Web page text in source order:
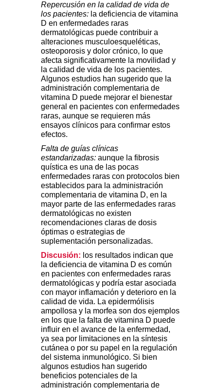
Repercusión en la calidad de vida de
los pacientes: la deficiencia de vitamina
D en enfermedades raras
dermatológicas puede contribuir a
alteraciones musculoesqueléticas,
osteoporosis y dolor crónico, lo que
afecta significativamente la movilidad y
la calidad de vida de los pacientes.
Algunos estudios han sugerido que la
administración complementaria de
vitamina D puede mejorar el bienestar
general en pacientes con enfermedades
raras, aunque se requieren más
ensayos clínicos para confirmar estos
efectos.
Falta de guías clínicas
estandarizadas: aunque la fibrosis
quística es una de las pocas
enfermedades raras con protocolos bien
establecidos para la administración
complementaria de vitamina D, en la
mayor parte de las enfermedades raras
dermatológicas no existen
recomendaciones claras de dosis
óptimas o estrategias de
suplementación personalizadas.
Discusión: los resultados indican que
la deficiencia de vitamina D es común
en pacientes con enfermedades raras
dermatológicas y podría estar asociada
con mayor inflamación y deterioro en la
calidad de vida. La epidermólisis
ampollosa y la morfea son dos ejemplos
en los que la falta de vitamina D puede
influir en el avance de la enfermedad,
ya sea por limitaciones en la síntesis
cutánea o por su papel en la regulación
del sistema inmunológico. Si bien
algunos estudios han sugerido
beneficios potenciales de la
administración complementaria de